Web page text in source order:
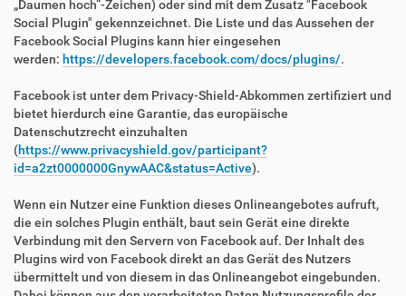
„Daumen hoch“-Zeichen) oder sind mit dem Zusatz "Facebook
Social Plugin" gekennzeichnet. Die Liste und das Aussehen der
Facebook Social Plugins kann hier eingesehen
werden: https://developers.facebook.com/docs/plugins/.
Facebook ist unter dem Privacy-Shield-Abkommen zertifiziert und
bietet hierdurch eine Garantie, das europäische
Datenschutzrecht einzuhalten
(https://www.privacyshield.gov/participant?
id=a2zt0000000GnywAAC&status=Active).
Wenn ein Nutzer eine Funktion dieses Onlineangebotes aufruft,
die ein solches Plugin enthält, baut sein Gerät eine direkte
Verbindung mit den Servern von Facebook auf. Der Inhalt des
Plugins wird von Facebook direkt an das Gerät des Nutzers
übermittelt und von diesem in das Onlineangebot eingebunden.